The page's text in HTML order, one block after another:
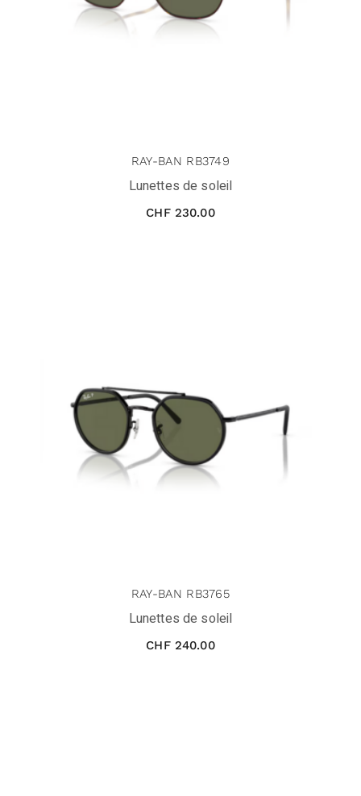
RAY-BAN RB3749
Lunettes de soleil
CHF230.00
RAY-BAN RB3765
Lunettes de soleil
CHF240.00